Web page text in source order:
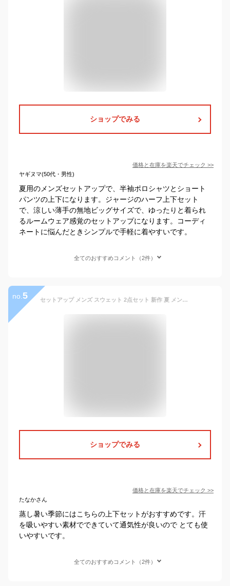
ショップでみる
価格と在庫を楽天でチェック >>
ヤギヌマ(50代・男性)
夏用のメンズセットアップで、半袖ポロシャツとショート
パンツの上下になります。ジャージのハーフ上下セット
で、涼しい薄手の無地ビッグサイズで、ゆったりと着られ
るルームウェア感覚のセットアップになります。コーディ
ネートに悩んだときシンプルで手軽に着やすいです。
全てのおすすめコメント（2件）
no. 5 セットアップ メンズ スウェット 2点セット 新作 夏 メンズ 半袖 短パン ジャージ 上下セット 大きいサイズ メンズファション カジュアル 4色
ショップでみる
価格と在庫を楽天でチェック >>
たなかさん
蒸し暑い季節にはこちらの上下セットがおすすめです。汗
を吸いやすい素材でできていて通気性が良いので とても使
いやすいです。
全てのおすすめコメント（2件）